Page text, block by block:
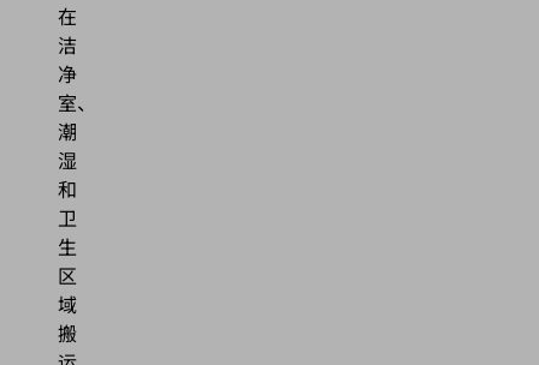
在
洁
净
室、
潮
湿
和
卫
生
区
域
搬